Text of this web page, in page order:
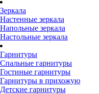
Зеркала
Настенные зеркала
Напольные зеркала
Настольные зеркала
Гарнитуры
Спальные гарнитуры
Гостиные гарнитуры
Гарнитуры в прихожую
Детские гарнитуры